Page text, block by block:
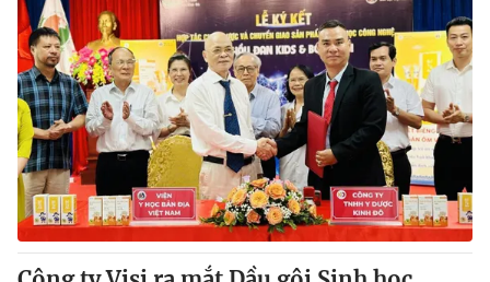
THỜI BÁO VTV
Theo dõi báo trên
Cơ quan chủ quản:Đài Truyền hình Việt Nam
Cơ quan báo chí:
Thời báo VTV
Giấy phép hoạt động báo in và báo điện tử số 483/GP-BTTTT
cấp ngày 29/12/2023
Tổng Biên tập:Vũ Thanh Thủy